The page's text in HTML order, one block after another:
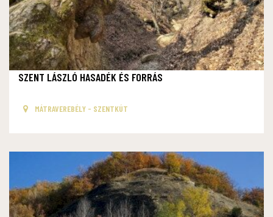
SZENT LÁSZLÓ HASADÉK ÉS FORRÁS
MÁTRAVEREBÉLY - SZENTKÚT